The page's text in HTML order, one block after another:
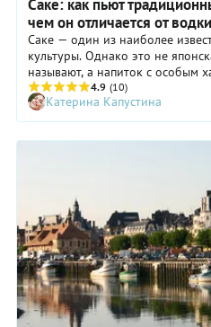
Саке: как пьют
чем он отличается от
Саке — один из наиболее
культуры. Однако это не
называют, а напиток с особым
ритуалами подачи. В статье
его делают и сколько в нем
отличается от других
4.9 (10)
Катерина Капустина